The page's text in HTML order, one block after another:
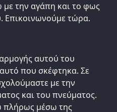
με την αγάπη και το φως
Επικοινωνούμε τώρα.
αυτού του
που σκέφτηκα. Σε
με την
και του πνεύματος.
πλήρως μέσω της